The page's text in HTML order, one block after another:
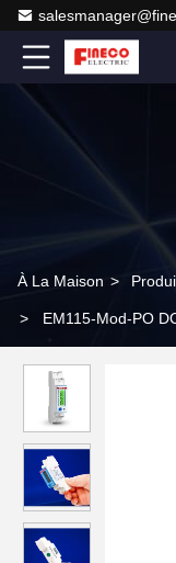
À La Maison >
> EM115-Mod-PO